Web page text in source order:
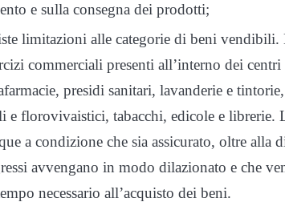
e sulla consegna dei prodotti;
limitazioni alle categorie di beni vendibili.
commerciali presenti all’interno dei
presidi sanitari, lavanderie e
florovivaistici, tabacchi, edicole e librerie.
a condizione che sia assicurato, oltre alla
avvengano in modo dilazionato e che
necessario all’acquisto dei beni.